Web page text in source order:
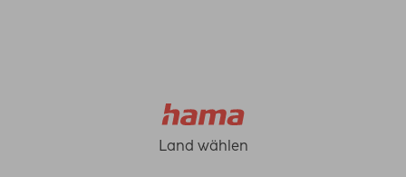
Land wählen